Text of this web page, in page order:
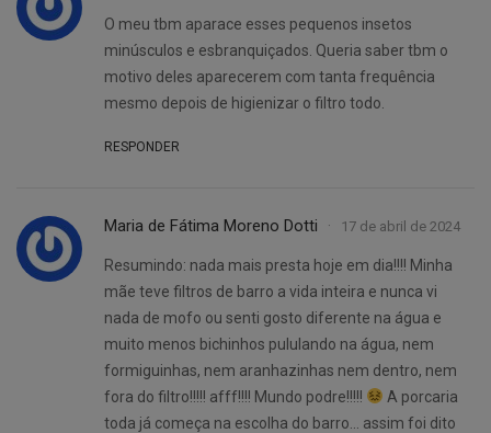
O meu tbm aparace esses pequenos insetos
minúsculos e esbranquiçados. Queria saber tbm o
motivo deles aparecerem com tanta frequência
mesmo depois de higienizar o filtro todo.
RESPONDER
Maria de Fátima Moreno Dotti 17 de abril de 2024
Resumindo: nada mais presta hoje em dia!!!! Minha
mãe teve filtros de barro a vida inteira e nunca vi
nada de mofo ou senti gosto diferente na água e
muito menos bichinhos pululando na água, nem
formiguinhas, nem aranhazinhas nem dentro, nem
fora do filtro!!!!! afff!!!! Mundo podre!!!!!
A porcaria
toda já começa na escolha do barro… assim foi dito